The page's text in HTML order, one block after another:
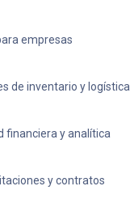
empresas
de inventario y logística
financiera y analítica
y contratos